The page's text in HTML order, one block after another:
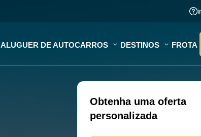
ALUGUER DE AUTOCARROS DESTINOS FROTA
Obtenha uma oferta
personalizada